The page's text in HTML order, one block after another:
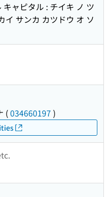
ャピタル : チイキ ノ ツ
イ サンカ カツドウ オ ソ
(034660197 )